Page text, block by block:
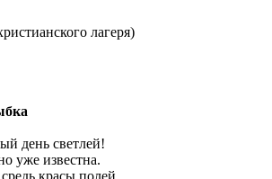
лагеря)
день светлей!
уже известна.
красы полей